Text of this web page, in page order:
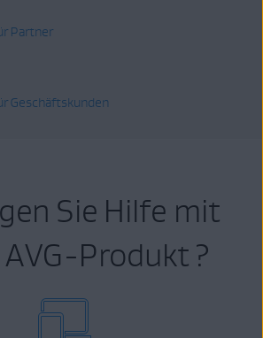
Partner
Geschäftskunden
Sie Hilfe mit
Produkt ?